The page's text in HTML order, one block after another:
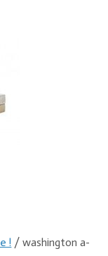
! / washington a-